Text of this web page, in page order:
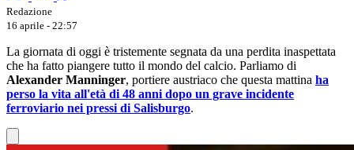
Redazione
16 aprile - 22:57
La giornata di oggi è tristemente segnata da una perdita inaspettata
che ha fatto piangere tutto il mondo del calcio. Parliamo di
Alexander Manninger, portiere austriaco che questa mattina ha
perso la vita all'età di 48 anni dopo un grave incidente
ferroviario nei pressi di Salisburgo.